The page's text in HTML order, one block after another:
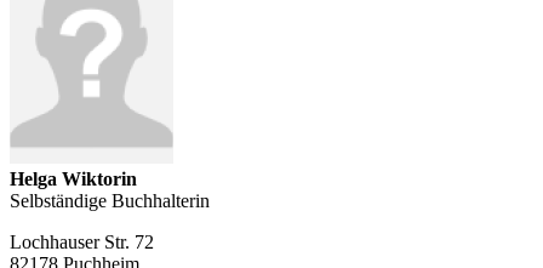
Helga Wiktorin
Selbständige Buchhalterin
Lochhauser Str. 72
82178 Puchheim